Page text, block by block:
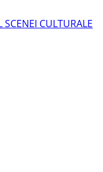
SCENEI CULTURALE